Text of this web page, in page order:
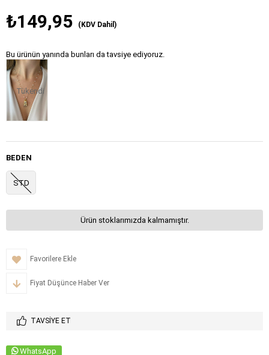
₺149,95 (KDV Dahil)
Bu ürünün yanında bunları da tavsiye ediyoruz.
Tükendi
BEDEN
STD
Ürün stoklarımızda kalmamıştır.
Favorilere Ekle
Fiyat Düşünce Haber Ver
TAVSIYE ET
WhatsApp